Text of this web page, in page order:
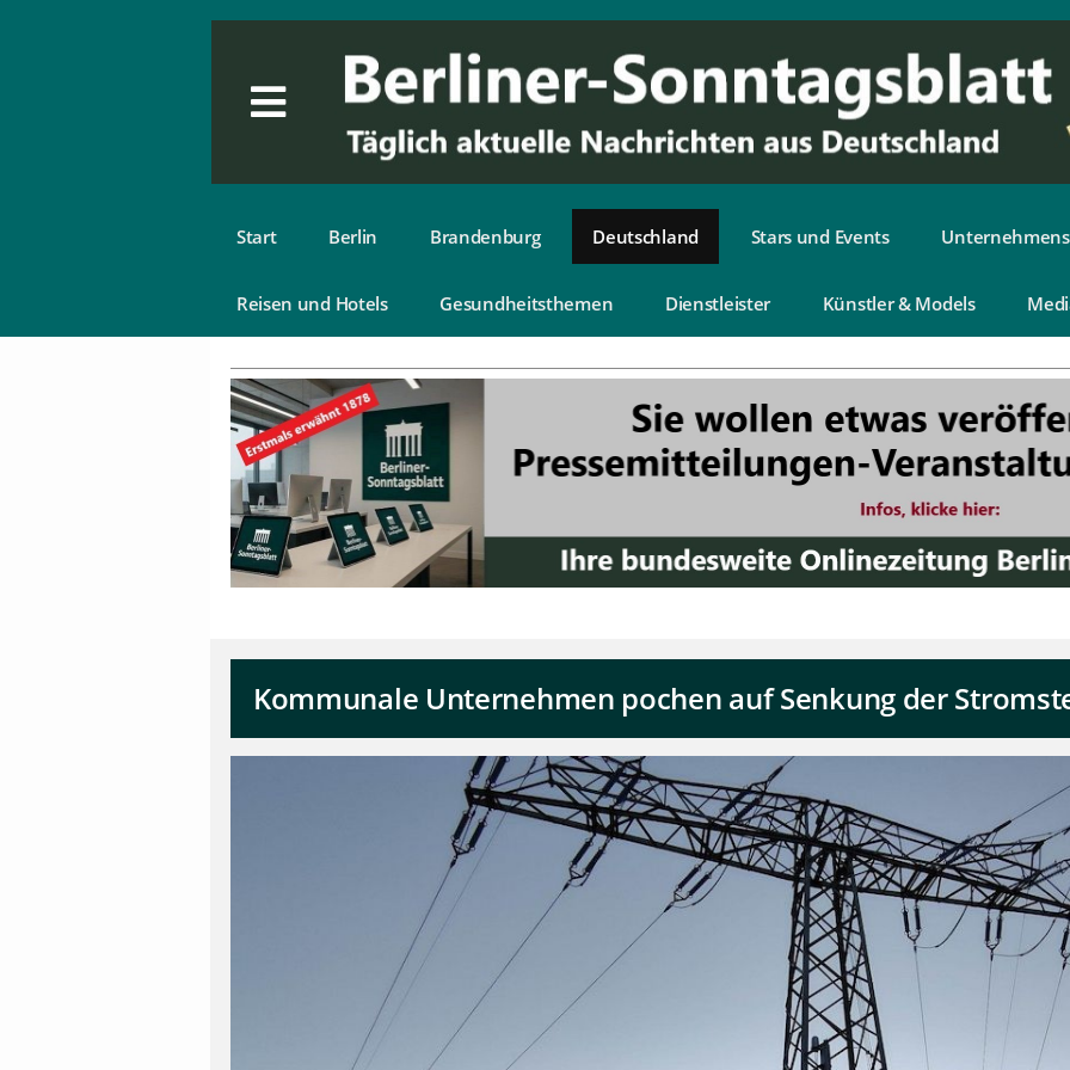
Start Berlin Brandenburg Deutschland Stars und Events
Reisen und Hotels Gesundheitsthemen Dienstleister Künstler & Models
Kommunale Unternehmen pochen auf Senkung der